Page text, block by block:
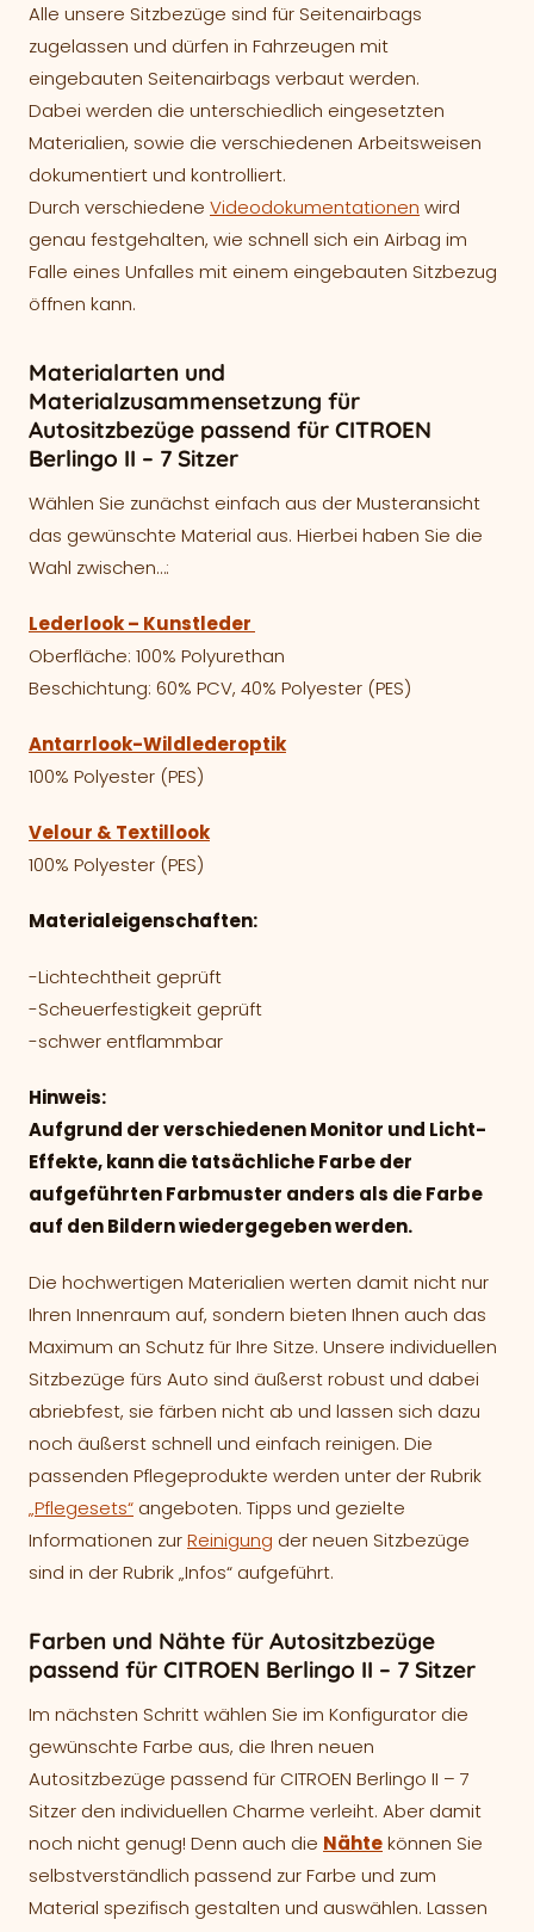
Alle unsere Sitzbezüge sind für Seitenairbags
zugelassen und dürfen in Fahrzeugen mit
eingebauten Seitenairbags verbaut werden.
Dabei werden die unterschiedlich eingesetzten
Materialien, sowie die verschiedenen Arbeitsweisen
dokumentiert und kontrolliert.
Durch verschiedene Videodokumentationen wird
genau festgehalten, wie schnell sich ein Airbag im
Falle eines Unfalles mit einem eingebauten Sitzbezug
öffnen kann.
Materialarten und
Materialzusammensetzung für
Autositzbezüge passend für CITROEN
Berlingo II – 7 Sitzer
Wählen Sie zunächst einfach aus der Musteransicht
das gewünschte Material aus. Hierbei haben Sie die
Wahl zwischen…:
Lederlook – Kunstleder
Oberfläche: 100% Polyurethan
Beschichtung: 60% PCV, 40% Polyester (PES)
Antarrlook-Wildlederoptik
100% Polyester (PES)
Velour & Textillook
100% Polyester (PES)
Materialeigenschaften:
-Lichtechtheit geprüft
-Scheuerfestigkeit geprüft
-schwer entflammbar
Hinweis:
Aufgrund der verschiedenen Monitor und Licht-
Effekte, kann die tatsächliche Farbe der
aufgeführten Farbmuster anders als die Farbe
auf den Bildern wiedergegeben werden.
Die hochwertigen Materialien werten damit nicht nur
Ihren Innenraum auf, sondern bieten Ihnen auch das
Maximum an Schutz für Ihre Sitze. Unsere individuellen
Sitzbezüge fürs Auto sind äußerst robust und dabei
abriebfest, sie färben nicht ab und lassen sich dazu
noch äußerst schnell und einfach reinigen. Die
passenden Pflegeprodukte werden unter der Rubrik
„Pflegesets“ angeboten. Tipps und gezielte
Informationen zurReinigung der neuen Sitzbezüge
sind in der Rubrik „Infos“ aufgeführt.
Farben und Nähte für Autositzbezüge
passend für CITROEN Berlingo II – 7 Sitzer
Im nächsten Schritt wählen Sie im Konfigurator die
gewünschte Farbe aus, die Ihren neuen
Autositzbezüge passend für CITROEN Berlingo II – 7
Sitzer den individuellen Charme verleiht. Aber damit
noch nicht genug! Denn auch die Nähtekönnen Sie
selbstverständlich passend zur Farbe und zum
Material spezifisch gestalten und auswählen. Lassen